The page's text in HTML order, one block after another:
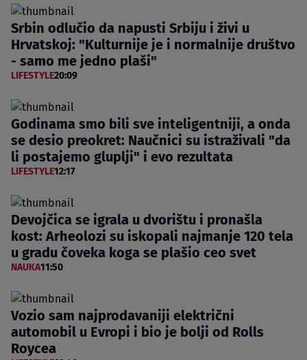
Srbin odlučio da napusti Srbiju i živi u
Hrvatskoj: "Kulturnije je i normalnije društvo
- samo me jedno plaši"
LIFESTYLE20:09
Godinama smo bili sve inteligentniji, a onda
se desio preokret: Naučnici su istraživali "da
li postajemo gluplji" i evo rezultata
LIFESTYLE12:17
Devojčica se igrala u dvorištu i pronašla
kost: Arheolozi su iskopali najmanje 120 tela
u gradu čoveka koga se plašio ceo svet
NAUKA11:50
Vozio sam najprodavaniji električni
automobil u Evropi i bio je bolji od Rolls
Roycea